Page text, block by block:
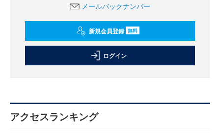
メールバックナンバー
新規会員登録 無料
ログイン
アクセスランキング